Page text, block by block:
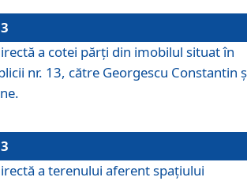
a cotei părţi din imobilul situat în
nr. 13, către Georgescu Constantin
a terenului aferent spaţiului